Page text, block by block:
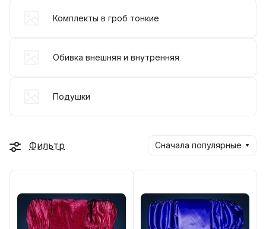
Комплекты в гроб тонкие
Обивка внешняя и внутренняя
Подушки
Фильтр Сначала популярные